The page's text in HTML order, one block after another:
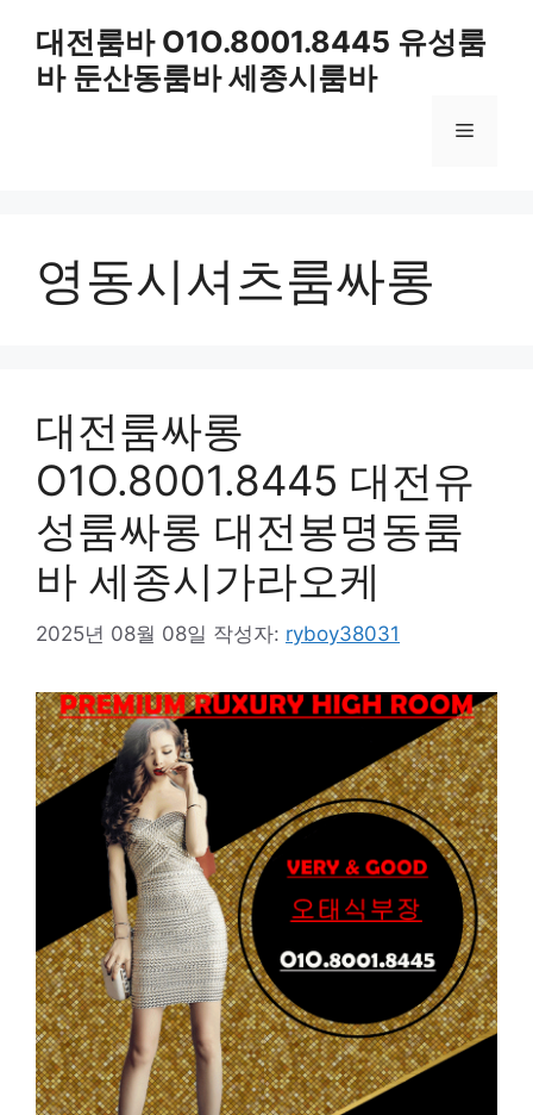
대전룸바 O1O.8001.8445 유성룸
바 둔산동룸바 세종시룸바
메
영동시셔츠룸싸롱
대전룸싸롱
O1O.8001.8445 대전유
성룸싸롱 대전봉명동룸
바 세종시가라오케
2025년 08월 08일 작성자: ryboy38031